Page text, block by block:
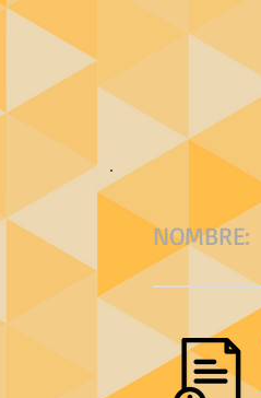
NOMBRE: